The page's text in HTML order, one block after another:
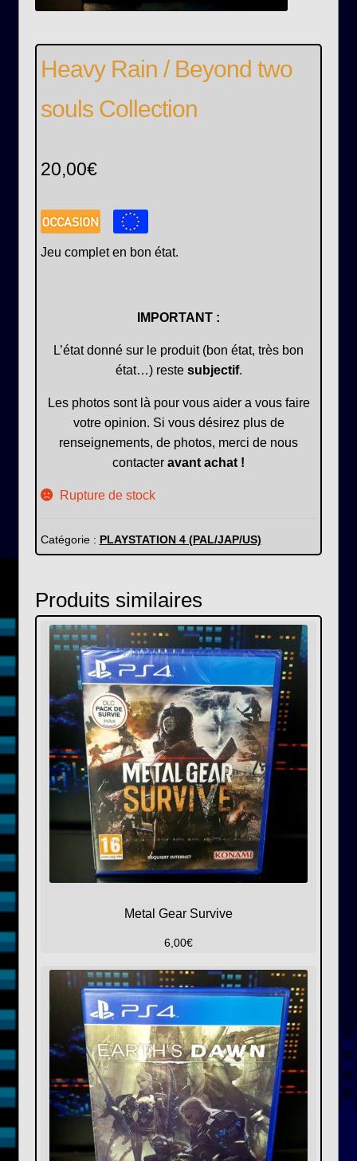
Heavy Rain / Beyond two
souls Collection
20,00€
Jeu complet en bon état.
IMPORTANT :
L’état donné sur le produit (bon état, très bon
état…) reste subjectif.
Les photos sont là pour vous aider a vous faire
votre opinion. Si vous désirez plus de
renseignements, de photos, merci de nous
contacter avant achat !
Rupture de stock
Catégorie : PLAYSTATION 4 (PAL/JAP/US)
Produits similaires
Metal Gear Survive
6,00€